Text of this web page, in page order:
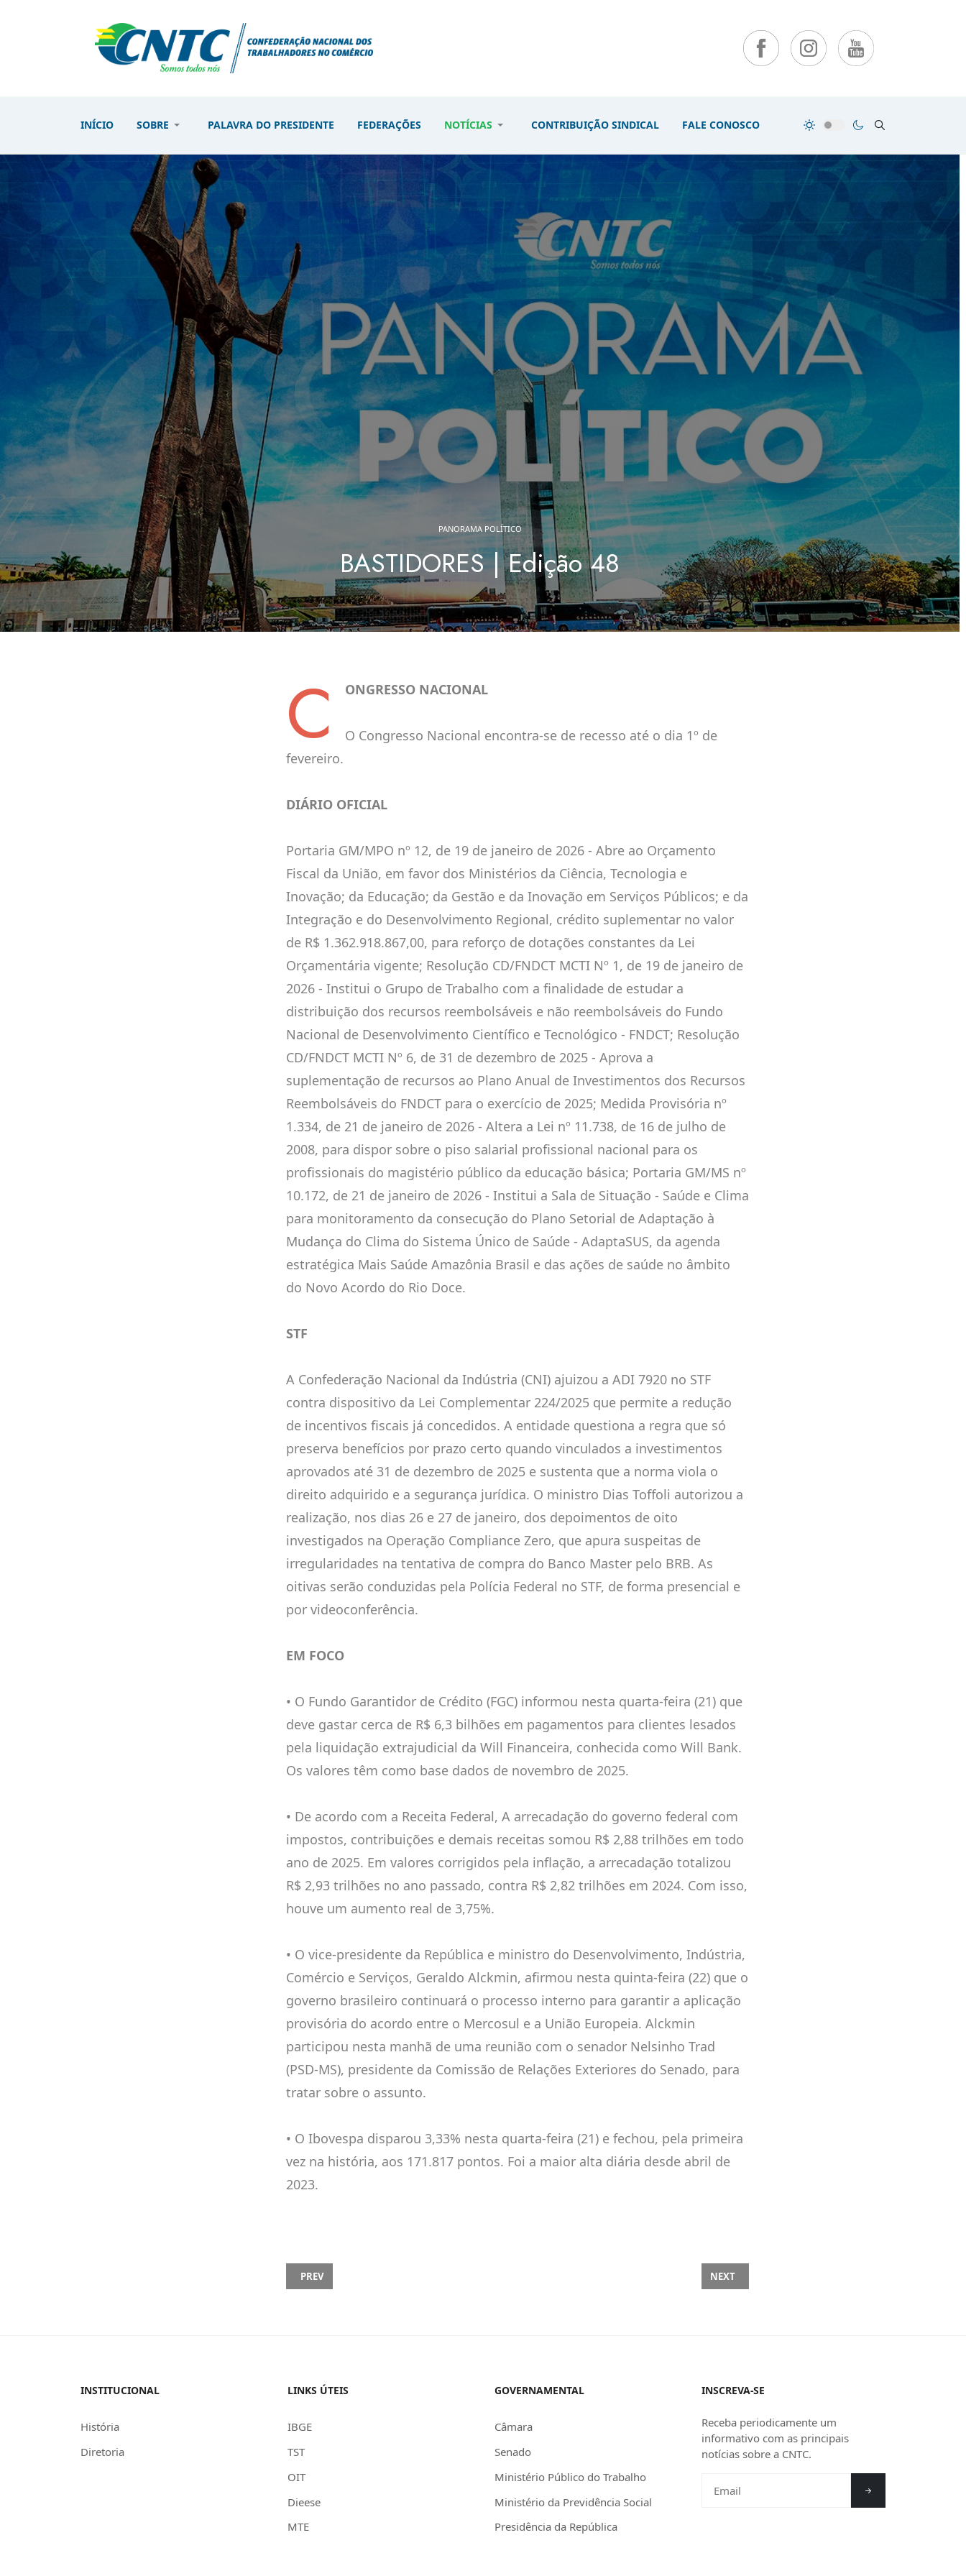
INÍCIO SOBRE PALAVRA DO PRESIDENTE FEDERAÇÕES NOTÍCIAS CONTRIBUIÇÃO SINDICAL FALE CONOSCO
PANORAMA POLÍTICO
BASTIDORES | Edição 48
C ONGRESSO NACIONAL
O Congresso Nacional encontra-se de recesso até o dia 1º de
fevereiro.
DIÁRIO OFICIAL
Portaria GM/MPO nº 12, de 19 de janeiro de 2026 - Abre ao Orçamento
Fiscal da União, em favor dos Ministérios da Ciência, Tecnologia e
Inovação; da Educação; da Gestão e da Inovação em Serviços Públicos; e da
Integração e do Desenvolvimento Regional, crédito suplementar no valor
de R$ 1.362.918.867,00, para reforço de dotações constantes da Lei
Orçamentária vigente; Resolução CD/FNDCT MCTI Nº 1, de 19 de janeiro de
2026 - Institui o Grupo de Trabalho com a finalidade de estudar a
distribuição dos recursos reembolsáveis e não reembolsáveis do Fundo
Nacional de Desenvolvimento Científico e Tecnológico - FNDCT; Resolução
CD/FNDCT MCTI Nº 6, de 31 de dezembro de 2025 - Aprova a
suplementação de recursos ao Plano Anual de Investimentos dos Recursos
Reembolsáveis do FNDCT para o exercício de 2025; Medida Provisória nº
1.334, de 21 de janeiro de 2026 - Altera a Lei nº 11.738, de 16 de julho de
2008, para dispor sobre o piso salarial profissional nacional para os
profissionais do magistério público da educação básica; Portaria GM/MS nº
10.172, de 21 de janeiro de 2026 - Institui a Sala de Situação - Saúde e Clima
para monitoramento da consecução do Plano Setorial de Adaptação à
Mudança do Clima do Sistema Único de Saúde - AdaptaSUS, da agenda
estratégica Mais Saúde Amazônia Brasil e das ações de saúde no âmbito
do Novo Acordo do Rio Doce.
STF
A Confederação Nacional da Indústria (CNI) ajuizou a ADI 7920 no STF
contra dispositivo da Lei Complementar 224/2025 que permite a redução
de incentivos fiscais já concedidos. A entidade questiona a regra que só
preserva benefícios por prazo certo quando vinculados a investimentos
aprovados até 31 de dezembro de 2025 e sustenta que a norma viola o
direito adquirido e a segurança jurídica. O ministro Dias Toffoli autorizou a
realização, nos dias 26 e 27 de janeiro, dos depoimentos de oito
investigados na Operação Compliance Zero, que apura suspeitas de
irregularidades na tentativa de compra do Banco Master pelo BRB. As
oitivas serão conduzidas pela Polícia Federal no STF, de forma presencial e
por videoconferência.
EM FOCO
• O Fundo Garantidor de Crédito (FGC) informou nesta quarta-feira (21) que
deve gastar cerca de R$ 6,3 bilhões em pagamentos para clientes lesados
pela liquidação extrajudicial da Will Financeira, conhecida como Will Bank.
Os valores têm como base dados de novembro de 2025.
• De acordo com a Receita Federal, A arrecadação do governo federal com
impostos, contribuições e demais receitas somou R$ 2,88 trilhões em todo
ano de 2025. Em valores corrigidos pela inflação, a arrecadação totalizou
R$ 2,93 trilhões no ano passado, contra R$ 2,82 trilhões em 2024. Com isso,
houve um aumento real de 3,75%.
• O vice-presidente da República e ministro do Desenvolvimento, Indústria,
Comércio e Serviços, Geraldo Alckmin, afirmou nesta quinta-feira (22) que o
governo brasileiro continuará o processo interno para garantir a aplicação
provisória do acordo entre o Mercosul e a União Europeia. Alckmin
participou nesta manhã de uma reunião com o senador Nelsinho Trad
(PSD-MS), presidente da Comissão de Relações Exteriores do Senado, para
tratar sobre o assunto.
• O Ibovespa disparou 3,33% nesta quarta-feira (21) e fechou, pela primeira
vez na história, aos 171.817 pontos. Foi a maior alta diária desde abril de
2023.
PREVIOUS ARTICLE: BASTIDORES | EDIÇÃO 65
PREV NEXT ARTICLE: BASTIDORES | EDIÇÃO 47
NEXT
INSTITUCIONAL
História
Diretoria
LINKS ÚTEIS
IBGE
TST
OIT
Dieese
MTE
GOVERNAMENTAL
Câmara
Senado
Ministério Público do Trabalho
Ministério da Previdência Social
Presidência da República
INSCREVA-SE
Receba periodicamente um
informativo com as principais
notícias sobre a CNTC.